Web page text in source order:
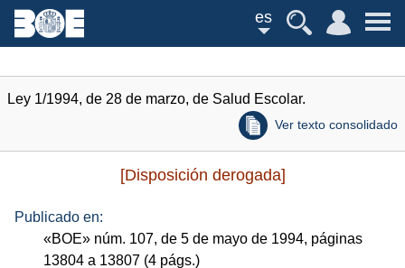
es
Ley 1/1994, de 28 de marzo, de Salud Escolar.
Ver texto consolidado
[Disposición derogada]
Publicado en:
«BOE» núm. 107, de 5 de mayo de 1994, páginas
13804 a 13807 (4 págs.)